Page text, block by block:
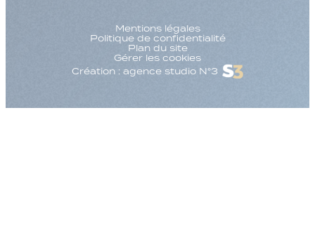
Mentions légales
Politique de confidentialité
Plan du site
Gérer les cookies
Création : agence studio N°3